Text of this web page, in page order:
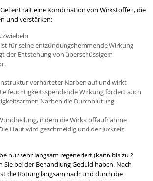
enthält eine Kombination von Wirkstoffen, die
und verstärken:
Zwiebeln
für seine entzündungshemmende Wirkung
der Entstehung von überschüssigem
verhärteter Narben auf und wirkt
feuchtigkeitsspendende Wirkung fördert auch
Narben die Durchblutung.
indem die Wirkstoffaufnahme
Haut wird geschmeidig und der Juckreiz
nur sehr langsam regeneriert (kann bis zu 2
Sie bei der Behandlung Geduld haben. Nach
die Rötung langsam nach und durch die